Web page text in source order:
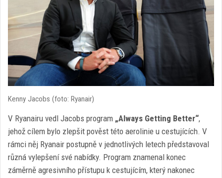
Kenny Jacobs (foto: Ryanair)
V Ryanairu vedl Jacobs program „Always Getting Better“,
jehož cílem bylo zlepšit pověst této aerolinie u cestujících. V
rámci něj Ryanair postupně v jednotlivých letech představoval
různá vylepšení své nabídky. Program znamenal konec
záměrně agresivního přístupu k cestujícím, který nakonec